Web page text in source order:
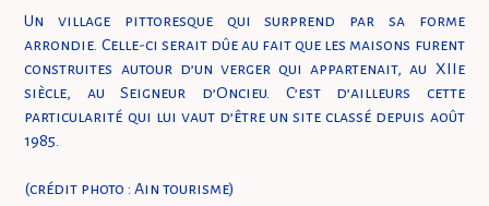
Un village pittoresque qui surprend par sa forme
arrondie. Celle-ci serait dûe au fait que les maisons furent
construites autour d’un verger qui appartenait, au XIIe
siècle, au Seigneur d’Oncieu. C’est d’ailleurs cette
particularité qui lui vaut d’être un site classé depuis août
1985.
(crédit photo : Ain tourisme)